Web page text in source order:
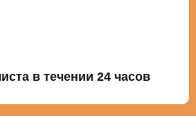
в течении 24 часов